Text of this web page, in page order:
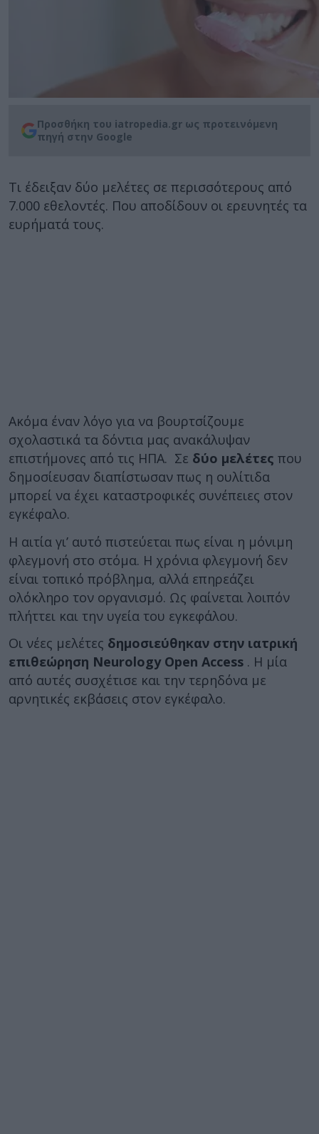
Προσθήκη του iatropedia.gr ως προτεινόμενη
πηγή στην Google
Τι έδειξαν δύο μελέτες σε περισσότερους από
7.000 εθελοντές. Που αποδίδουν οι ερευνητές τα
ευρήματά τους.
Ακόμα έναν λόγο για να βουρτσίζουμε
σχολαστικά τα δόντια μας ανακάλυψαν
επιστήμονες από τις ΗΠΑ. Σε δύο μελέτες που
δημοσίευσαν διαπίστωσαν πως η ουλίτιδα
μπορεί να έχει καταστροφικές συνέπειες στον
εγκέφαλο.
Η αιτία γι’ αυτό πιστεύεται πως είναι η μόνιμη
φλεγμονή στο στόμα. Η χρόνια φλεγμονή δεν
είναι τοπικό πρόβλημα, αλλά επηρεάζει
ολόκληρο τον οργανισμό. Ως φαίνεται λοιπόν
πλήττει και την υγεία του εγκεφάλου.
Οι νέες μελέτες δημοσιεύθηκαν στην ιατρική
επιθεώρηση Neurology Open Access . Η μία
από αυτές συσχέτισε και την τερηδόνα με
αρνητικές εκβάσεις στον εγκέφαλο.